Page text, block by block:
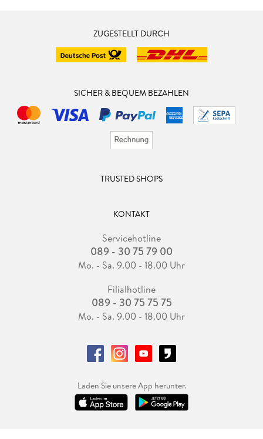
ZUGESTELLT DURCH
SICHER & BEQUEM BEZAHLEN
TRUSTED SHOPS
KONTAKT
Servicehotline
089 - 30 75 79 00
Mo. - Sa. 9.00 - 18.00 Uhr
Filialhotline
089 - 30 75 75 75
Mo. - Sa. 9.00 - 18.00 Uhr
Laden Sie unsere App herunter.